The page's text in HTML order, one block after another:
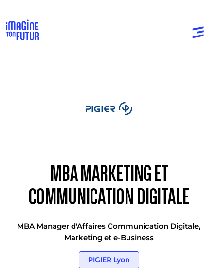
MBA MARKETING ET
COMMUNICATION DIGITALE
MBA Manager d'Affaires Communication Digitale,
Marketing et e-Business
PIGIER Lyon